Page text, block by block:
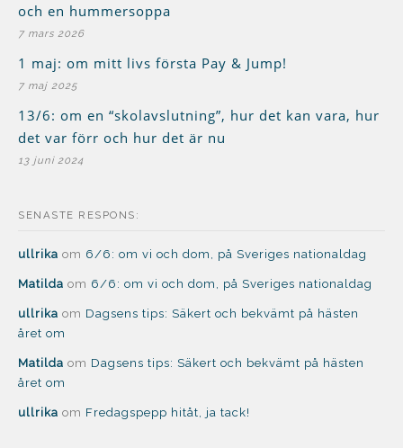
och en hummersoppa
7 mars 2026
1 maj: om mitt livs första Pay & Jump!
7 maj 2025
13/6: om en “skolavslutning”, hur det kan vara, hur
det var förr och hur det är nu
13 juni 2024
SENASTE RESPONS:
ullrika om 6/6: om vi och dom, på Sveriges nationaldag
Matilda om 6/6: om vi och dom, på Sveriges nationaldag
ullrika om Dagsens tips: Säkert och bekvämt på hästen
året om
Matilda om Dagsens tips: Säkert och bekvämt på hästen
året om
ullrika om Fredagspepp hitåt, ja tack!